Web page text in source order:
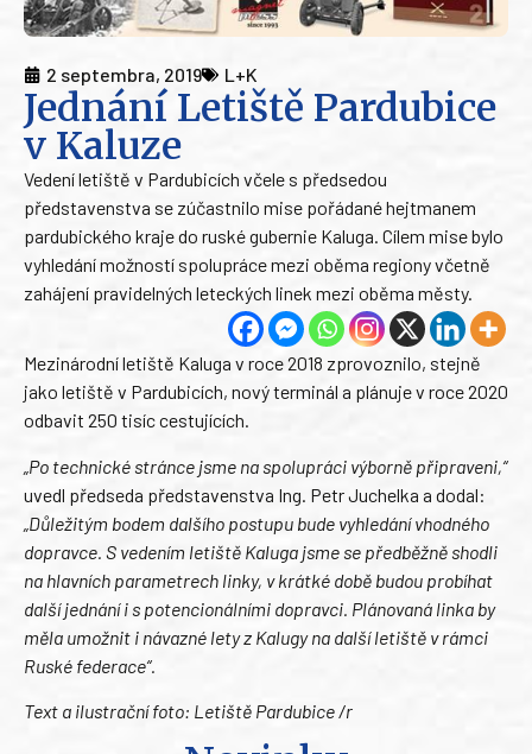
2 septembra, 2019 L+K
Jednání Letiště Pardubice
v Kaluze
Vedení letiště v Pardubicích včele s předsedou
představenstva se zúčastnilo mise pořádané hejtmanem
pardubického kraje do ruské gubernie Kaluga. Cílem mise bylo
vyhledání možností spolupráce mezi oběma regiony včetně
zahájení pravidelných leteckých linek mezi oběma městy.
Mezinárodní letiště Kaluga v roce 2018 zprovoznilo, stejně
jako letiště v Pardubicích, nový terminál a plánuje v roce 2020
odbavit 250 tisíc cestujících.
„Po technické stránce jsme na spolupráci výborně připraveni,“
uvedl předseda představenstva Ing. Petr Juchelka a dodal:
„Důležitým bodem dalšího postupu bude vyhledání vhodného
dopravce. S vedením letiště Kaluga jsme se předběžně shodli
na hlavních parametrech linky, v krátké době budou probíhat
další jednání i s potencionálními dopravci. Plánovaná linka by
měla umožnit i návazné lety z Kalugy na další letiště v rámci
Ruské federace“.
Text a ilustrační foto: Letiště Pardubice /r